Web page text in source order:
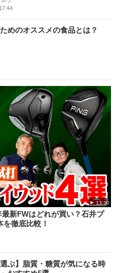
めのオススメの食品とは？
13:30
最新FWはどれが買い？石井プ
徹底比較！
選ぶ】脂質・糖質が気になる時